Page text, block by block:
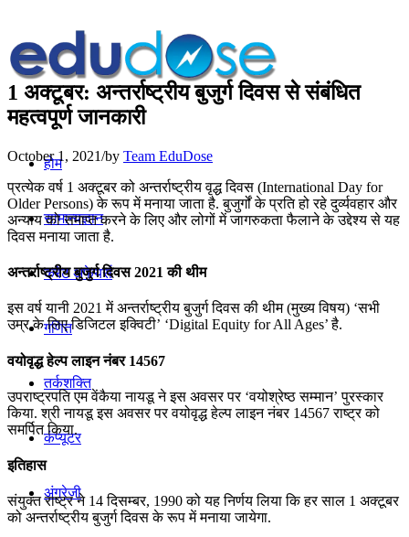
होम
सामान्यज्ञान
करेंट अफेयर्स
गणित
तर्कशक्ति
कंप्यूटर
अंग्रेजी
1 अक्टूबर: अन्तर्राष्ट्रीय बुजुर्ग दिवस से संबंधित
महत्वपूर्ण जानकारी
October 1, 2021/by Team EduDose
प्रत्येक वर्ष 1 अक्टूबर को अन्तर्राष्ट्रीय वृद्ध दिवस (International Day for
Older Persons) के रूप में मनाया जाता है. बुजुर्गों के प्रति हो रहे दुर्व्यवहार और
अन्याय को समाप्त करने के लिए और लोगों में जागरुकता फैलाने के उद्देश्य से यह
दिवस मनाया जाता है.
अन्तर्राष्ट्रीय बुजुर्ग दिवस 2021 की थीम
इस वर्ष यानी 2021 में अन्तर्राष्ट्रीय बुजुर्ग दिवस की थीम (मुख्य विषय) ‘सभी
उम्र के लिए डिजिटल इक्विटी’ ‘Digital Equity for All Ages’ है.
वयोवृद्ध हेल्‍प लाइन नंबर 14567
उपराष्ट्रपति एम वेंकैया नायडू ने इस अवसर पर ‘वयोश्रेष्ठ सम्मान’ पुरस्कार
किया. श्री नायडू इस अवसर पर वयोवृद्ध हेल्‍प लाइन नंबर 14567 राष्ट्र को
समर्पित किया.
इतिहास
संयुक्त राष्ट्र ने 14 दिसम्बर, 1990 को यह निर्णय लिया कि हर साल 1 अक्टूबर
को अन्तर्राष्ट्रीय बुजुर्ग दिवस के रूप में मनाया जायेगा.